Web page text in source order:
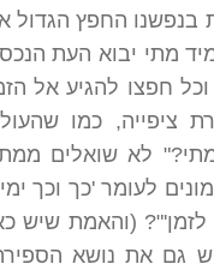
בנפשנו החפץ הגדול
מתי יבוא העת
חפצו להגיע אל
ציפייה, כמו
לא שואלים
לעומר 'כך וכך
לזמן'"? (והאמת שיש
גם את נושא